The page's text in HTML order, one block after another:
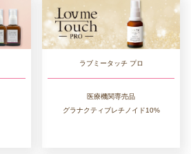
ラブミータッチ プロ
医療機関専売品
グラナクティブレチノイド10%